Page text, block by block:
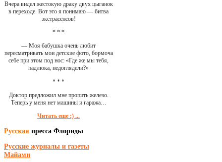
Вчера видел жестокую драку двух цыганок
в переходе. Вот это я понимаю — битва
экстрасенсов!
* * *
— Моя бабушка очень любит
пересматривать мои детские фото, бормоча
себе при этом под нос: «Где же мы тебя,
падлюка, недоглядели?»
* * *
Доктор предложил мне пропить железо.
Теперь у меня нет машины и гаража…
Читать еще :) ...
Русская пресса Флориды
Русские журналы и газеты
Майами